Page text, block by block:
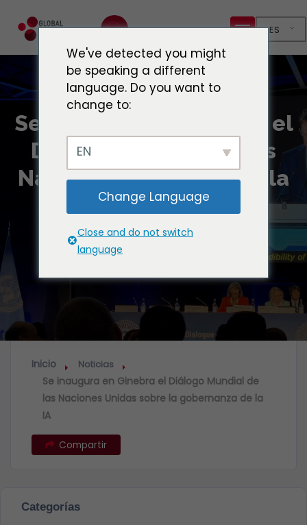
ES
Se inaugura en Ginebra el
Diálogo Mundial de las
Naciones Unidas sobre la
gobernanza de la IA
Inicio Noticias
Se inaugura en Ginebra el Diálogo Mundial de
las Naciones Unidas sobre la gobernanza de la
IA
Compartir
Categorías
We've detected you might
be speaking a different
language. Do you want to
change to:
EN
Change Language
Close and do not switch
language